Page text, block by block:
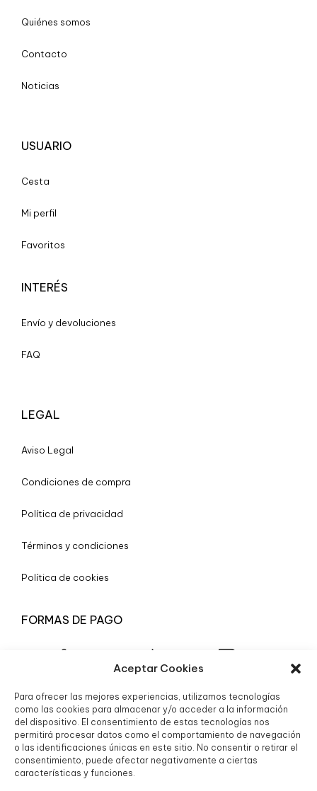
Aceptar Cookies
Para ofrecer las mejores experiencias, utilizamos tecnologías
como las cookies para almacenar y/o acceder a la información
del dispositivo. El consentimiento de estas tecnologías nos
permitirá procesar datos como el comportamiento de navegación
o las identificaciones únicas en este sitio. No consentir o retirar el
consentimiento, puede afectar negativamente a ciertas
características y funciones.
Quiénes somos
Contacto
Noticias
USUARIO
Cesta
Mi perfil
Favoritos
INTERÉS
Envío y devoluciones
FAQ
LEGAL
Aviso Legal
Condiciones de compra
Política de privacidad
Términos y condiciones
Política de cookies
FORMAS DE PAGO
© 2025 Boutique Granada S.L.